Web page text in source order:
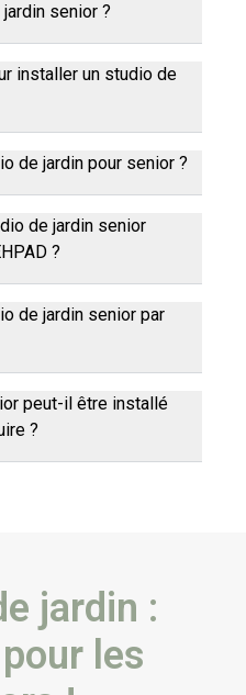
senior ?
installer un studio de
de jardin pour senior ?
de jardin senior
?
de jardin senior par
peut-il être installé
?
jardin :
les